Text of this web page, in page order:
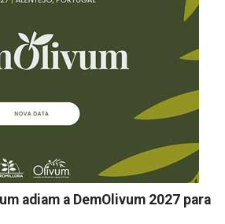
adiam a DemOlivum 2027 para